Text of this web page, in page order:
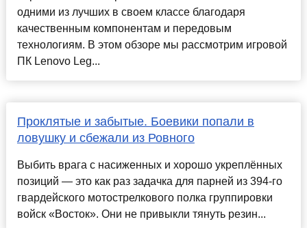
одними из лучших в своем классе благодаря
качественным компонентам и передовым
технологиям. В этом обзоре мы рассмотрим игровой
ПК Lenovo Leg...
Проклятые и забытые. Боевики попали в
ловушку и сбежали из Ровного
Выбить врага с насиженных и хорошо укреплённых
позиций — это как раз задачка для парней из 394-го
гвардейского мотострелкового полка группировки
войск «Восток». Они не привыкли тянуть резин...